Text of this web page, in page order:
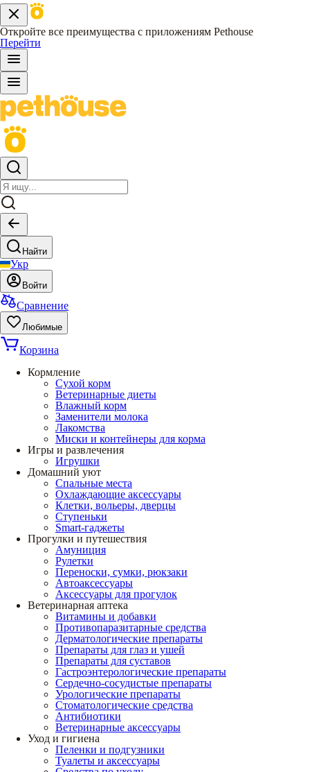
Откройте все преимущества с приложениям Pethouse
Перейти
Найти
Укр
Войти
Сравнение
Любимые
Корзина
Кормление
Сухой корм
Ветеринарные диеты
Влажный корм
Заменители молока
Лакомства
Миски и контейнеры для корма
Игры и развлечения
Игрушки
Домашний уют
Спальные места
Охлаждающие аксессуары
Клетки, вольеры, дверцы
Ступеньки
Smart-гаджеты
Прогулки и путешествия
Амуниция
Рулетки
Переноски, сумки, рюкзаки
Автоаксессуары
Аксессуары для прогулок
Ветеринарная аптека
Витамины и добавки
Противопаразитарные средства
Дерматологические препараты
Препараты для глаз и ушей
Препараты для суставов
Гастроэнтерологические препараты
Сердечно-сосудистые препараты
Урологические препараты
Стоматологические средства
Антибиотики
Ветеринарные аксессуары
Уход и гигиена
Пеленки и подгузники
Туалеты и аксессуары